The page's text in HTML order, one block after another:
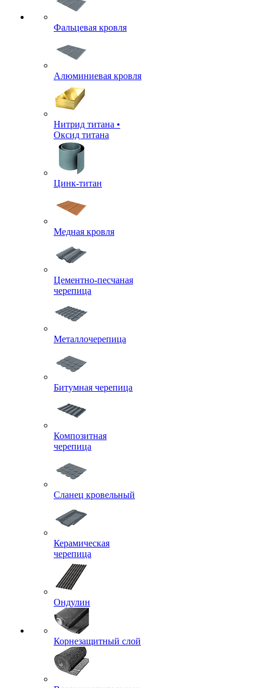
Фальцевая кровля
Алюминиевая кровля
Нитрид титана •
Оксид титана
Цинк-титан
Медная кровля
Цементно-песчаная
черепица
Металлочерепица
Битумная черепица
Композитная
черепица
Сланец кровельный
Керамическая
черепица
Ондулин
Корнезащитный слой